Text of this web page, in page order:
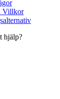
Villkor
hjälp?